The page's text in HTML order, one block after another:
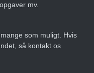
mv.
som muligt. Hvis
så kontakt os